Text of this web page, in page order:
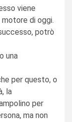
viene
di oggi.
potrò
una
per questo, o
la
per
ma non